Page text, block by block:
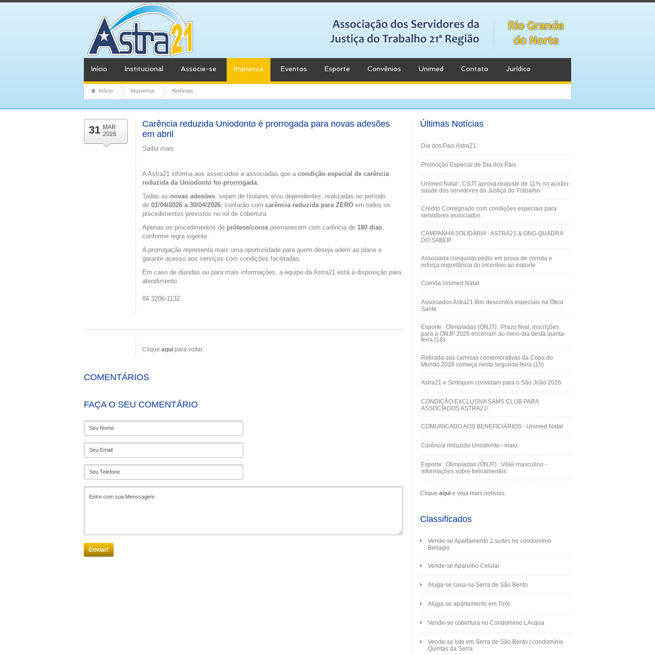
Início Institucional Associe-se Imprensa Eventos Esporte Convênios Unimed Contato Jurídico
Início Imprensa Notícias
31 MAR
2026
Carência reduzida Uniodonto é prorrogada para novas adesões
em abril
Saiba mais
A Astra21 informa aos associados e associadas que a condição especial de carência
reduzida da Uniodonto foi prorrogada.
Todas as novas adesões, sejam de titulares e/ou dependentes, realizadas no período
de 01/04/2026 a 30/04/2026, contarão com carência reduzida para ZERO em todos os
procedimentos previstos no rol de cobertura.
Apenas os procedimentos de prótese/coroapermanecem com carência de 180 dias,
conforme regra vigente.
A prorrogação representa mais uma oportunidade para quem deseja aderir ao plano e
garantir acesso aos serviços com condições facilitadas.
Em caso de dúvidas ou para mais informações, a equipe da Astra21 está à disposição para
atendimento.
84 3206-1132
Clique aqui para voltar.
COMENTÁRIOS
FAÇA O SEU COMENTÁRIO
Enviar!
Últimas Notícias
Dia dos Pais Astra21
Promoção Especial de Dia dos Pais
Unimed Natal : CSJT aprova reajuste de 11% no auxílio-
saúde dos servidores da Justiça do Trabalho
Crédito Consignado com condições especiais para
servidores associados
CAMPANHA SOLIDÁRIA - ASTRA21 & ONG QUADRA
DO SABER
Associada conquista pódio em prova de corrida e
reforça importância do incentivo ao esporte
Corrida Unimed Natal
Associados Astra21 têm descontos especiais na Ótica
Santé
Esporte : Olimpíadas (ONJT) : Prazo final: inscrições
para a ONJF 2026 encerram ao meio-dia desta quinta-
feira (18)
Retirada das camisas comemorativas da Copa do
Mundo 2026 começa nesta segunda-feira (15)
Astra21 e Sintrajurn convidam para o São João 2026
CONDIÇÃO EXCLUSIVA SAMS CLUB PARA
ASSOCIADOS ASTRA21!
COMUNICADO AOS BENEFICIÁRIOS - Unimed Natal
Carência reduzida Uniodonto - maio
Esporte : Olimpíadas (ONJT) : Vôlei masculino -
informações sobre treinamentos
Clique aqui e veja mais notícias.
Classificados
Vende-se Apartamento 2 suítes no condomínio
Bellagio
Vende-se Aparelho Celular
Aluga-se casa na Serra de São Bento
Aluga-se apartamento em Tirol
Vende-se cobertura no Condomínio LAcqua
Vende-se lote em Serra de São Bento | condomínio
Quintas da Serra